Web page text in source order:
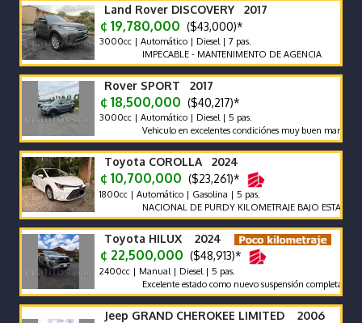
Land Rover DISCOVERY 2017
¢ 19,780,000 ($43,000)*
3000cc | Automático | Diesel | 7 pas.
IMPECABLE - MANTENIMENTO DE AGENCIA
Rover SPORT 2017
¢ 18,500,000 ($40,217)*
3000cc | Automático | Diesel | 5 pas.
Vehiculo en excelentes condiciónes muy buen
Toyota COROLLA 2024
¢ 10,700,000 ($23,261)*
1800cc | Automático | Gasolina | 5 pas.
NACIONAL DE PURDY KILOMETRAJE BAJO ESTA
Toyota HILUX 2024
¢ 22,500,000 ($48,913)*
2400cc | Manual | Diesel | 5 pas.
Excelente estado como nuevo suspensión completa old man
Jeep GRAND CHEROKEE LIMITED 2006